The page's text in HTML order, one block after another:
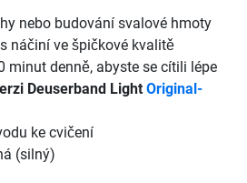
nebo budování svalové hmoty
náčiní ve špičkové kvalitě
minut denně, abyste se cítili lépe
Deuserband Light Original-
ke cvičení
(silný)